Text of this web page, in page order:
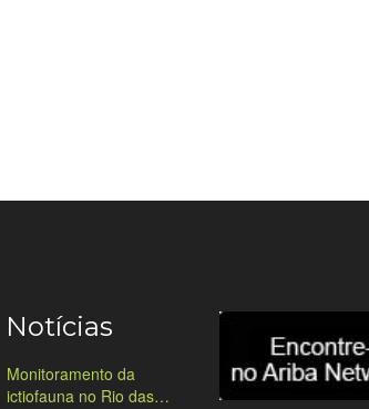
Monitoramento da
ictiofauna no Rio das